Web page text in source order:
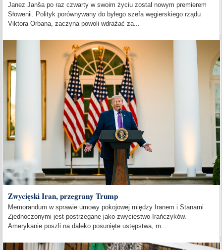
Janez Janša po raz czwarty w swoim życiu został nowym premierem
Słowenii. Polityk porównywany do byłego szefa węgierskiego rządu
Viktora Orbana, zaczyna powoli wdrażać za...
Zwycięski Iran, przegrany Trump
Memorandum w sprawie umowy pokojowej między Iranem i Stanami
Zjednoczonymi jest postrzegane jako zwycięstwo Irańczyków.
Amerykanie poszli na daleko posunięte ustępstwa, m...